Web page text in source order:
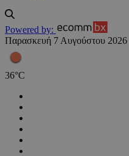
Powered by:
Παρασκευή 7 Αυγούστου 2026
36°C